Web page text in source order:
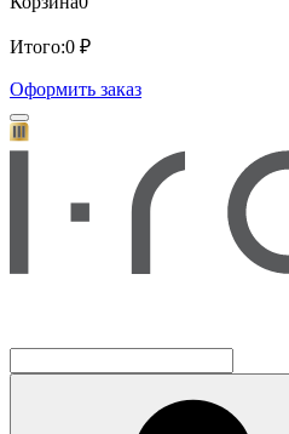
Итого:0 ₽
Оформить заказ